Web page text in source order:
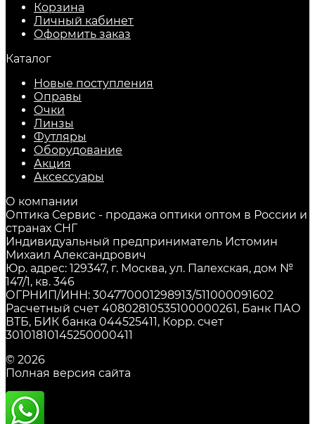
Корзина
Личный кабинет
Оформить заказ
Каталог
Новые поступления
Оправы
Очки
Линзы
Футляры
Оборудование
Акция
Аксессуары
О компании
Оптика Сервис - продажа оптики оптом в России и
странах СНГ
Индивидуальный предприниматель Истомин
Михаил Александрович
Юр. адрес: 129347, г. Москва, ул. Палехская, дом №
147/1, кв. 346
ОГРНИП/ИНН: 304770001298913/511000091602
Расчетный счет 40802810535100000261, Банк ПАО
ВТБ, БИК банка 044525411, Корр. счет
30101810145250000411
© 2026
Полная версия сайта